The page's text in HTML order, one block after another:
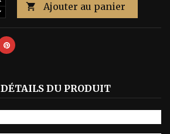
 Ajouter au panier
DÉTAILS DU PRODUIT